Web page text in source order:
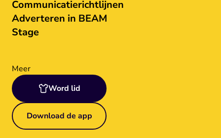
Communicatierichtlijnen
Adverteren in BEAM
Stage
Meer
Word lid
Download de app